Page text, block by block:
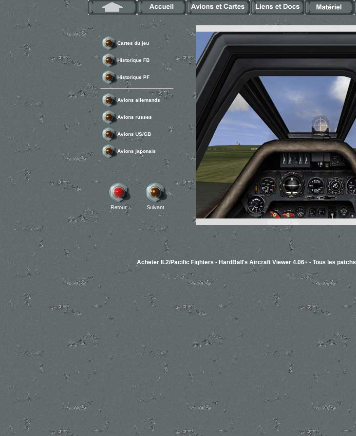
Cartes du jeu
Historique FB
Historique PF
Avions allemands
Avions russes
Avions US/GB
Avions japonais
Retour Suivant
Acheter IL2/Pacific Fighters - HardBall's Aircraft Viewer 4.06+- Tous les patchs